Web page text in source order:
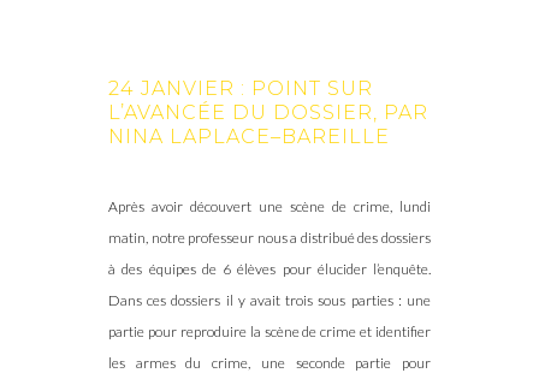
24 JANVIER : POINT SUR
L’AVANCÉE DU DOSSIER, PAR
NINA LAPLACE–BAREILLE
Après avoir découvert une scène de crime, lundi
matin, notre professeur nous a distribué des dossiers
à des équipes de 6 élèves pour élucider l’enquête.
Dans ces dossiers il y avait trois sous parties : une
partie pour reproduire la scène de crime et identifier
les armes du crime, une seconde partie pour